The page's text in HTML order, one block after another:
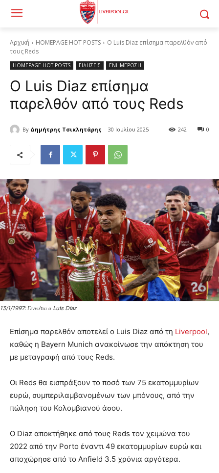
Αρχική HOMEPAGE HOT POSTS
Ο Luis Diaz επίσημα παρελθόν από
τους Reds
HOMEPAGE HOT POSTS ΕΙΔΗΣΕΙΣ ΕΝΗΜΕΡΩΣΗ
Ο Luis Diaz επίσημα
παρελθόν από τους Reds
By Δημήτρης Τσικλητάρης 30 Ιουλίου 2025 0
242
13/1/1997: Γεννιέται ο Luis Diaz
Επίσημα παρελθόν αποτελεί ο Luis Diaz από τη Liverpool,
καθώς η Bayern Munich ανακοίνωσε την απόκτηση του
με μεταγραφή από τους Reds.
Οι Reds θα εισπράξουν το ποσό των 75 εκατομμυρίων
ευρώ, συμπεριλαμβανομένων των μπόνους, από την
πώληση του Κολομβιανού άσου.
Ο Diaz αποκτήθηκε από τους Reds τον χειμώνα του
2022 από την Porto έναντι 49 εκατομμυρίων ευρώ και
αποχώρησε από το Anfield 3.5 χρόνια αργότερα.